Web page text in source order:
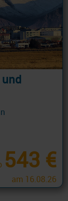
543 €
am 16.08.26